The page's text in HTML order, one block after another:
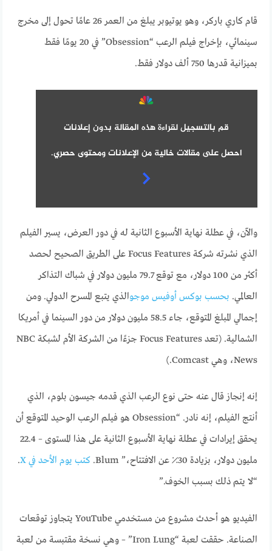
قام كاري باركر، وهو يوتيوبر يبلغ من العمر 26 عامًا تحول إلى مخرج
سينمائي، بإخراج فيلم الرعب “Obsession” في 20 يومًا فقط
بميزانية قدرها 750 ألف دولار فقط.
قم بالتسجيل لقراءة هذه المقالة بدون إعلانات
احصل على مقالات خالية من الإعلانات ومحتوى حصري.
والآن، في عطلة نهاية الأسبوع الثانية له في دور العرض، يسير الفيلم
الذي نشرته شركة Focus Features على الطريق الصحيح لحصد
أكثر من 100 دولار، مع توقع 79.7 مليون دولار في شباك التذاكر
العالمي. بحسب بوكس ​​أوفيس موجوالذي يتبع المسرح الدولي. ومن
إجمالي المبلغ المتوقع، جاء 58.5 مليون دولار من دور السينما في أمريكا
الشمالية. (تعد Focus Features جزءًا من الشركة الأم لشبكة NBC
News، وهي Comcast.)
إنه إنجاز قال عنه حتى نوع الرعب الذي قدمه جيسون بلوم، الذي
أنتج الفيلم، إنه نادر. “Obsession هو فيلم الرعب الوحيد المتوقع أن
يحقق إيرادات في عطلة نهاية الأسبوع الثانية على هذا المستوى – 22.4
مليون دولار، بزيادة 30٪ عن الافتتاح،” Blum.
كتب يوم الأحد في X .
“لا يتم ذلك بسبب الخوف.”
الفيديو هو أحدث مشروع من مستخدمي YouTube يتجاوز توقعات
الصناعة. حققت لعبة “Iron Lung” – وهي نسخة مقتبسة من لعبة